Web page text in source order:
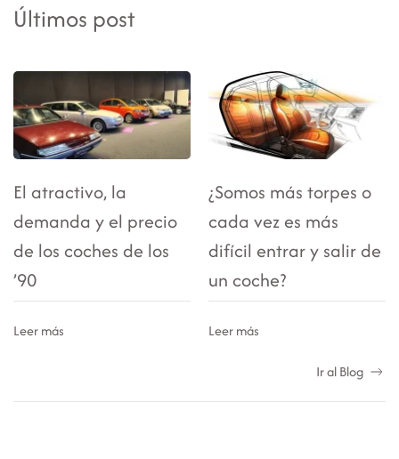
Últimos post
El atractivo, la
demanda y el precio
de los coches de los
’90
Leer más
¿Somos más torpes o
cada vez es más
difícil entrar y salir de
un coche?
Leer más
Ir al Blog